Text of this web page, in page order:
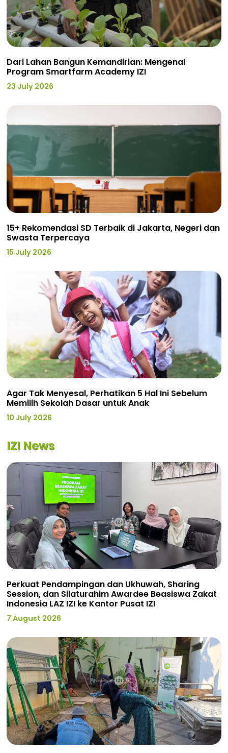
Dari Lahan Bangun Kemandirian: Mengenal
Program Smartfarm Academy IZI
23 July 2026
15+ Rekomendasi SD Terbaik di Jakarta, Negeri dan
Swasta Terpercaya
15 July 2026
Agar Tak Menyesal, Perhatikan 5 Hal Ini Sebelum
Memilih Sekolah Dasar untuk Anak
10 July 2026
IZI News
Perkuat Pendampingan dan Ukhuwah, Sharing
Session, dan Silaturahim Awardee Beasiswa Zakat
Indonesia LAZ IZI ke Kantor Pusat IZI
7 August 2026